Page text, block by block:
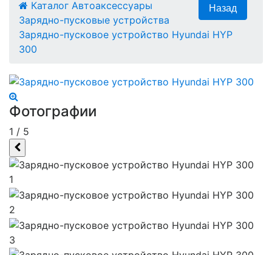
Каталог Автоаксессуары
Зарядно-пусковые устройства
Зарядно-пусковое устройство Hyundai HYP
300
Фотографии
1 / 5
1
2
3